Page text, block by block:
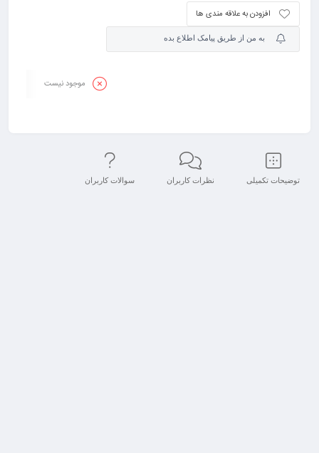
افزودن به علاقه مندی ها
به من از طریق پیامک اطلاع بده
موجود نیست
توضیحات تکمیلی نظرات کاربران سوالات کاربران